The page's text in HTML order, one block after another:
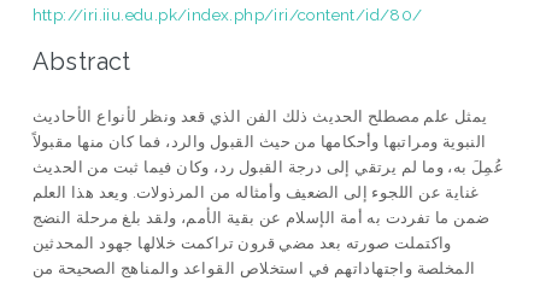
http://iri.iiu.edu.pk/index.php/iri/content/id/80/
Abstract
يمثل علم مصطلح الحديث ذلك الفن الذي قعد ونظر لأنواع الأحاديث
النبوية ومراتبها وأحكامها من حيث القبول والرد، فما كان منها مقبولاً
عُمِلَ به، وما لم يرتقي إلى درجة القبول رد، وكان فيما ثبت من الحديث
غناية عن اللجوء إلى الضعيف وأمثاله من المرذولات. ويعد هذا العلم
ضمن ما تفردت به أمة الإسلام عن بقية الأمم، ولقد بلغ مرحلة النضج
واكتملت صورته بعد مضي قرون تراكمت خلالها جهود المحدثين
المخلصة واجتهاداتهم في استخلاص القواعد والمناهج الصحيحة من